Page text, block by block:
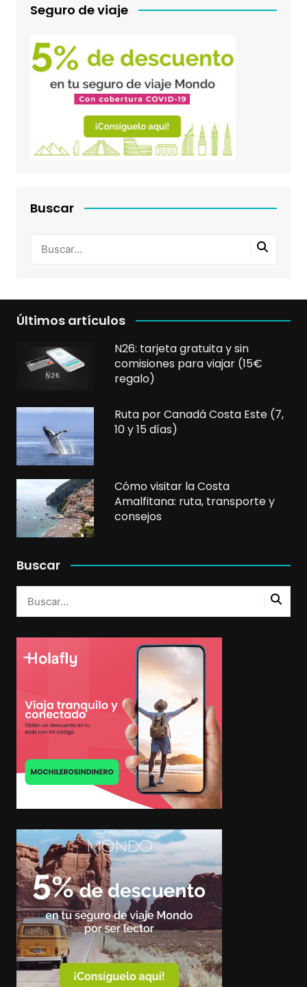
Seguro de viaje
Buscar
Últimos artículos
N26: tarjeta gratuita y sin
comisiones para viajar (15€
regalo)
Ruta por Canadá Costa Este (7,
10 y 15 días)
Cómo visitar la Costa
Amalfitana: ruta, transporte y
consejos
Buscar